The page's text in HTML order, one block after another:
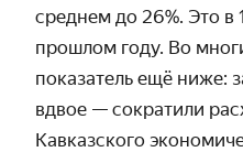
среднем до 26%. Это в
прошлом году. Во
показатель ещё ниже:
вдвое — сократили
Кавказского